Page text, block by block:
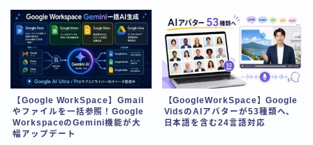
【Google WorkSpace】Gmail
やファイルを一括参照！Google
WorkspaceのGemini機能が大
幅アップデート
【GoogleWorkSpace】Google
VidsのAIアバターが53種類へ、
日本語を含む24言語対応